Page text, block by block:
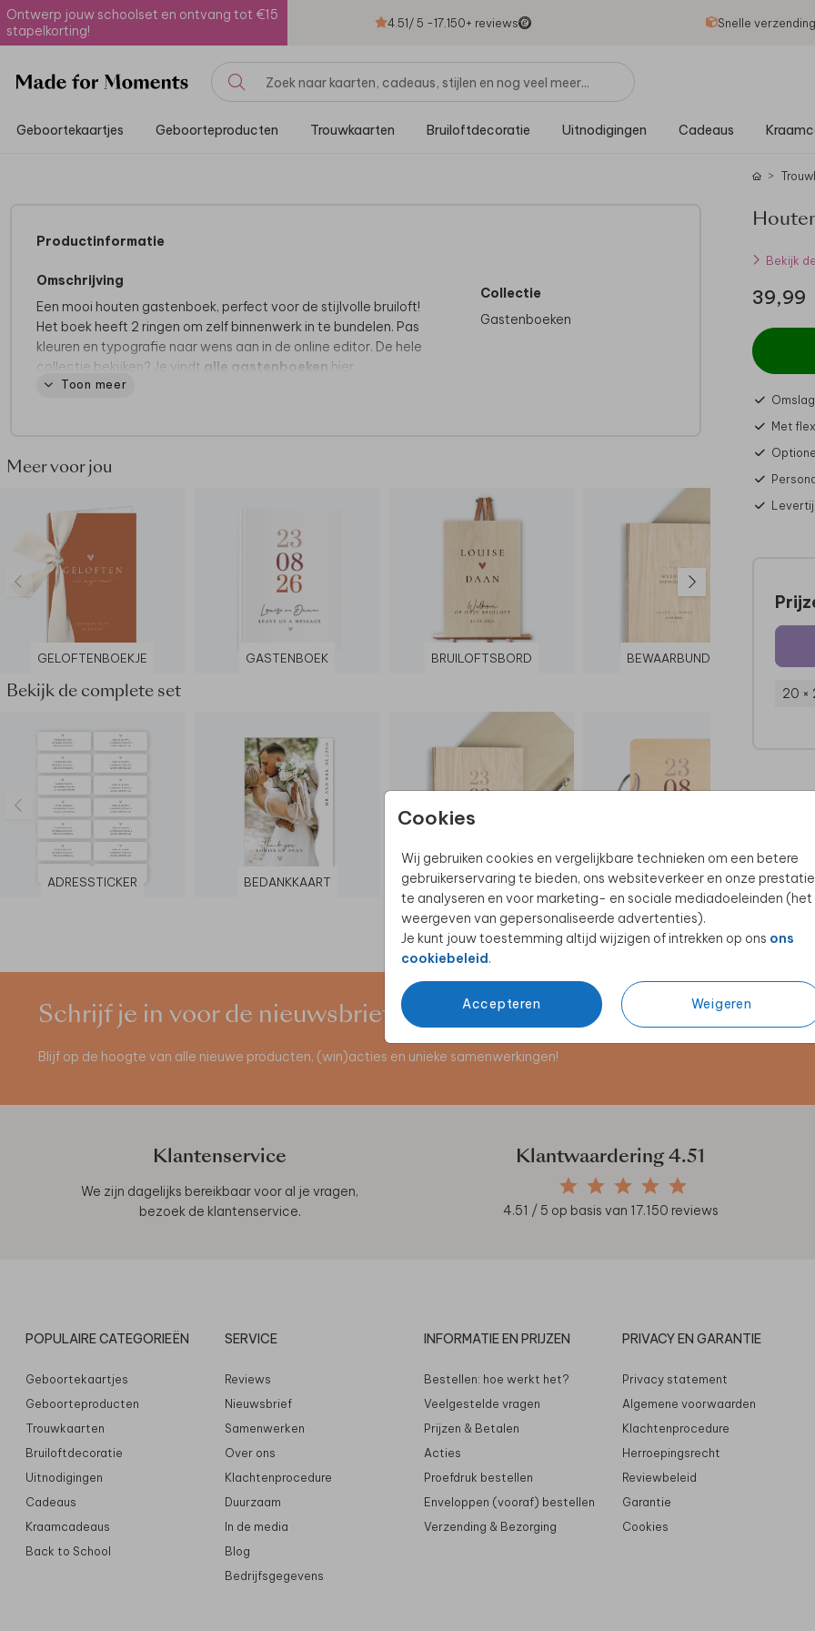
Ontwerp jouw schoolset en ontvang tot €15
stapelkorting!
4.51/ 5 -17.150+ reviews Snelle
Geboortekaartjes Geboorteproducten Trouwkaarten Bruiloftdecoratie Uitnodigingen Cadeaus
Cookies
Wij gebruiken cookies en vergelijkbare technieken om een betere
gebruikerservaring te bieden, ons websiteverkeer en onze
te analyseren en voor marketing- en sociale mediadoeleinden (het
weergeven van gepersonaliseerde advertenties).
Je kunt jouw toestemming altijd wijzigen of intrekken op ons ons
cookiebeleid.
Accepteren Weigeren
Productinformatie
Omschrijving
Een mooi houten gastenboek, perfect voor de stijlvolle bruiloft!
Het boek heeft 2 ringen om zelf binnenwerk in te bundelen. Pas
kleuren en typografie naar wens aan in de online editor. De hele
collectie bekijken? Je vindt alle gastenboeken hier.
stijl.
Toon meer
Collectie
Gastenboeken
Meer voor jou
GELOFTENBOEKJE GASTENBOEK BRUILOFTSBORD BEWAARBUNDEL
Bekijk de complete set
ADRESSTICKER BEDANKKAART BEWAARBUNDEL BEWAARBUNDEL
Bekijk
39,99
Met
20 ×
Schrijf je in voor de nieuwsbrief
Blijf op de hoogte van alle nieuwe producten, (win)acties en unieke samenwerkingen!
Klantenservice
We zijn dagelijks bereikbaar voor al je vragen,
bezoek de klantenservice.
Klantwaardering4.51
4.51 / 5 op basis van 17.150 reviews
POPULAIRE CATEGORIEËN
Geboortekaartjes
Geboorteproducten
Trouwkaarten
Bruiloftdecoratie
Uitnodigingen
Cadeaus
Kraamcadeaus
Back to School
SERVICE
Reviews
Nieuwsbrief
Samenwerken
Over ons
Klachtenprocedure
Duurzaam
In de media
Blog
Bedrijfsgegevens
INFORMATIE EN PRIJZEN
Bestellen: hoe werkt het?
Veelgestelde vragen
Prijzen & Betalen
Acties
Proefdruk bestellen
Enveloppen (vooraf) bestellen
Verzending & Bezorging
PRIVACY EN GARANTIE
Privacy statement
Algemene voorwaarden
Klachtenprocedure
Herroepingsrecht
Reviewbeleid
Garantie
Cookies